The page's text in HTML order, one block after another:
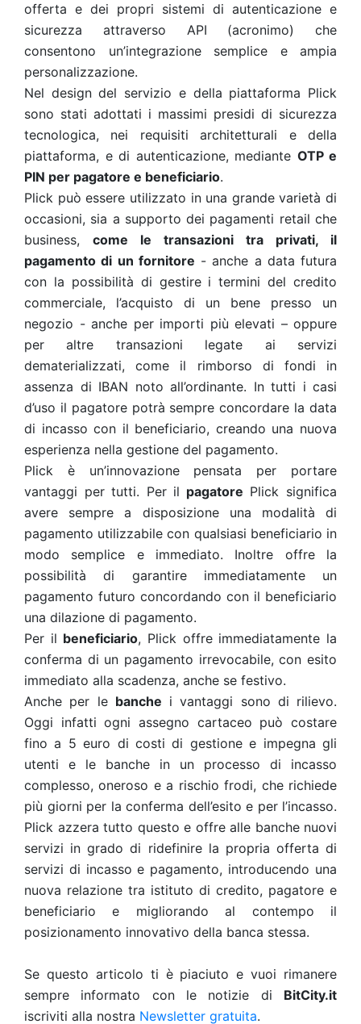
offerta e dei propri sistemi di autenticazione e
sicurezza attraverso API (acronimo) che
consentono un’integrazione semplice e ampia
personalizzazione.
Nel design del servizio e della piattaforma Plick
sono stati adottati i massimi presidi di sicurezza
tecnologica, nei requisiti architetturali e della
piattaforma, e di autenticazione, mediante OTP e
PIN per pagatore e beneficiario.
Plick può essere utilizzato in una grande varietà di
occasioni, sia a supporto dei pagamenti retail che
business, come le transazioni tra privati, il
pagamento di un fornitore - anche a data futura
con la possibilità di gestire i termini del credito
commerciale, l’acquisto di un bene presso un
negozio - anche per importi più elevati – oppure
per altre transazioni legate ai servizi
dematerializzati, come il rimborso di fondi in
assenza di IBAN noto all’ordinante. In tutti i casi
d’uso il pagatore potrà sempre concordare la data
di incasso con il beneficiario, creando una nuova
esperienza nella gestione del pagamento.
Plick è un’innovazione pensata per portare
vantaggi per tutti. Per il pagatore Plick significa
avere sempre a disposizione una modalità di
pagamento utilizzabile con qualsiasi beneficiario in
modo semplice e immediato. Inoltre offre la
possibilità di garantire immediatamente un
pagamento futuro concordando con il beneficiario
una dilazione di pagamento.
Per il beneficiario, Plick offre immediatamente la
conferma di un pagamento irrevocabile, con esito
immediato alla scadenza, anche se festivo.
Anche per le banche i vantaggi sono di rilievo.
Oggi infatti ogni assegno cartaceo può costare
fino a 5 euro di costi di gestione e impegna gli
utenti e le banche in un processo di incasso
complesso, oneroso e a rischio frodi, che richiede
più giorni per la conferma dell’esito e per l’incasso.
Plick azzera tutto questo e offre alle banche nuovi
servizi in grado di ridefinire la propria offerta di
servizi di incasso e pagamento, introducendo una
nuova relazione tra istituto di credito, pagatore e
beneficiario e migliorando al contempo il
posizionamento innovativo della banca stessa.
Se questo articolo ti è piaciuto e vuoi rimanere
sempre informato con le notizie di BitCity.it
iscriviti alla nostra Newsletter gratuita.